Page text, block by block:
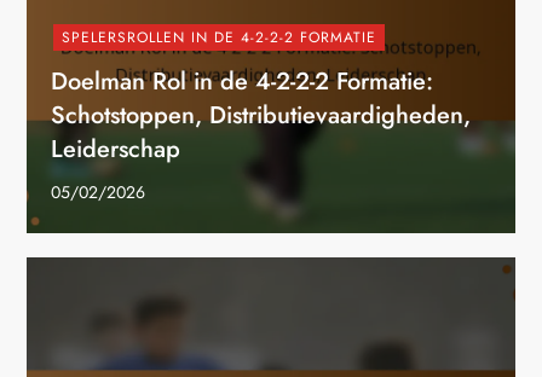
SPELERSROLLEN IN DE 4-2-2-2 FORMATIE
Doelman Rol in de 4-2-2-2 Formatie:
Schotstoppen, Distributievaardigheden,
Leiderschap
05/02/2026